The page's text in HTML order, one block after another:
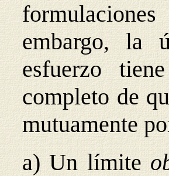
embargo, la
esfuerzo
completo de
mutuamente
a) Un límite